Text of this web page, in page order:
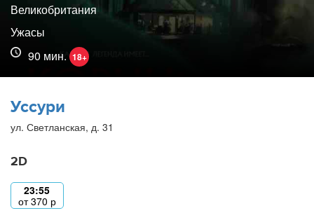
Великобритания
Ужасы
90 мин. 18+
Уссури
ул. Светланская, д. 31
2D
23:55
от370 р